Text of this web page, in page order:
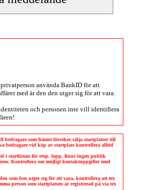
använda BankID för att
med är den den utger sig för att vara.
och personen inte vill identifiera
bedragare som främst försöker sälja startplatser till
bedragare vid köp av startplats kontrollera alltid
i startlistan för resp. lopp, finns ingen publik
Kontrollera om möjligt kontaktuppgifter med
som hen utger sig för att vara, kontrollera att tex
person som startplatsen är registrerad på via tex